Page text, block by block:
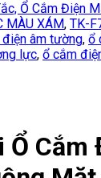
Ổ Cắm Điện
MÀU XÁM, TK-
âm tường, ổ
lực, ổ cắm
Ổ Cắm